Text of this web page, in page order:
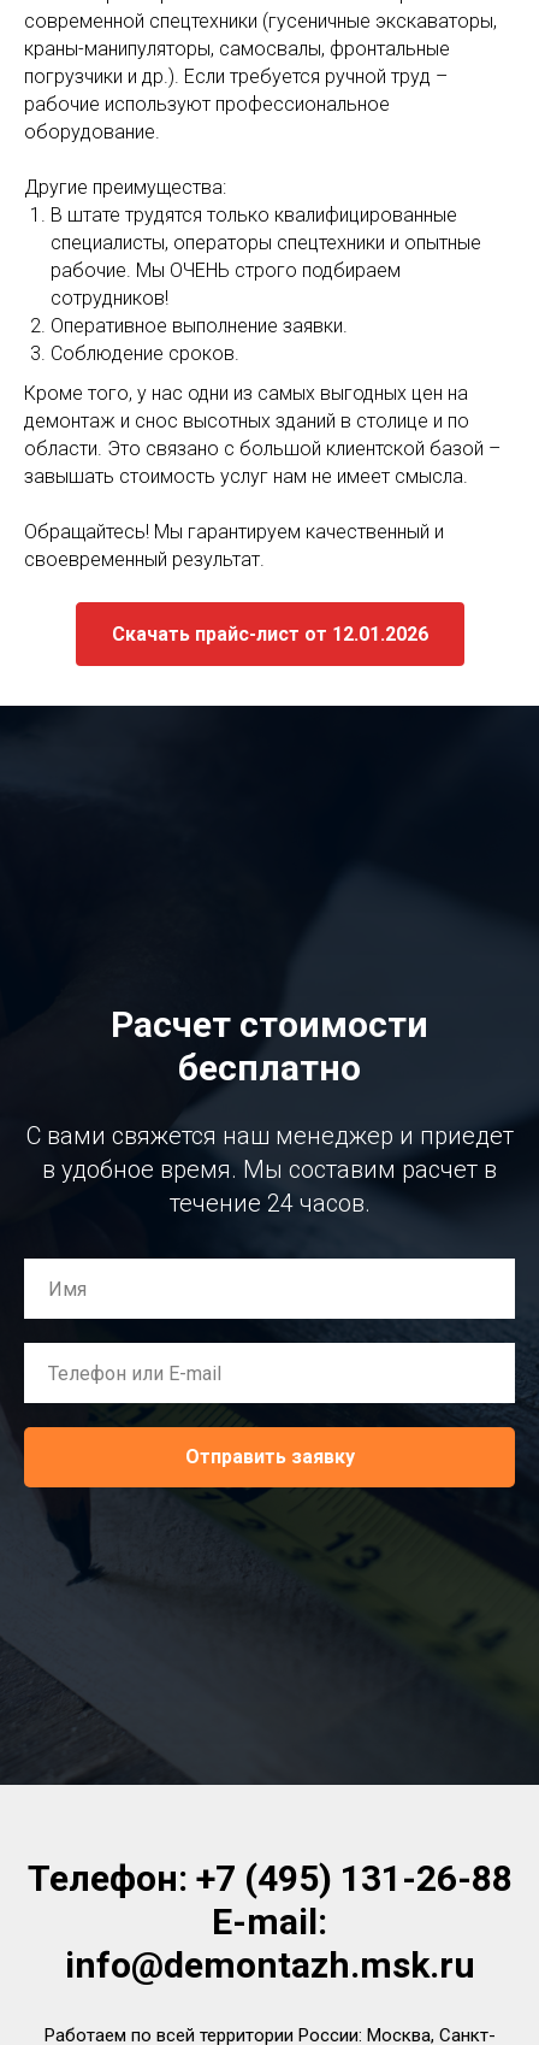
современной спецтехники (гусеничные экскаваторы,
краны-манипуляторы, самосвалы, фронтальные
погрузчики и др.). Если требуется ручной труд –
рабочие используют профессиональное
оборудование.
Другие преимущества:
В штате трудятся только квалифицированные
специалисты, операторы спецтехники и опытные
рабочие. Мы ОЧЕНЬ строго подбираем
сотрудников!
Оперативное выполнение заявки.
Соблюдение сроков.
Кроме того, у нас одни из самых выгодных цен на
демонтаж и снос высотных зданий в столице и по
области. Это связано с большой клиентской базой –
завышать стоимость услуг нам не имеет смысла.
Обращайтесь! Мы гарантируем качественный и
своевременный результат.
Скачать прайс-лист от 12.01.2026
Расчет стоимости
бесплатно
С вами свяжется наш менеджер и приедет
в удобное время. Мы составим расчет в
течение 24 часов.
Отправить заявку
Телефон: +7 (495) 131-26-88
E-mail:
info@demontazh.msk.ru
Работаем по всей территории России: Москва, Санкт-